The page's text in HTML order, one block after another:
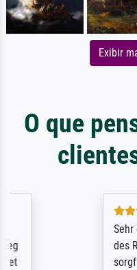
Exibir
O que
5 / 5
Sehr gute
des Rahmens!
sorgfältig und